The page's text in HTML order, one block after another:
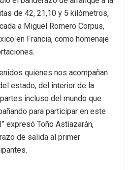
de 42, 21,10 y 5 kilómetros,
a Miguel Romero Corpus,
en Francia, como homenaje
quienes nos acompañan
estado, del interior de la
incluso del mundo que
para participar en este
expresó Toño Astiazarán,
de salida al primer